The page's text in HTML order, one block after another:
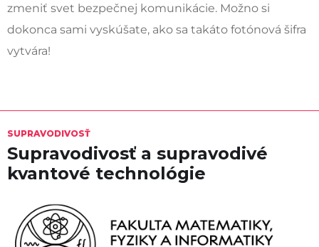
zmeniť svet bezpečnej komunikácie. Možno si
dokonca sami vyskúšate, ako sa takáto fotónová šifra
vytvára!
SUPRAVODIVOSŤ
Supravodivosť a supravodivé
kvantové technológie